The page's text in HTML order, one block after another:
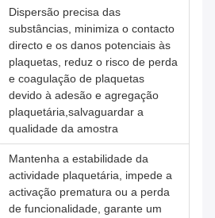
Dispersão precisa das
substâncias, minimiza o contacto
directo e os danos potenciais às
plaquetas, reduz o risco de perda
e coagulação de plaquetas
devido à adesão e agregação
plaquetária,salvaguardar a
qualidade da amostra
Mantenha a estabilidade da
actividade plaquetária, impede a
activação prematura ou a perda
de funcionalidade, garante um